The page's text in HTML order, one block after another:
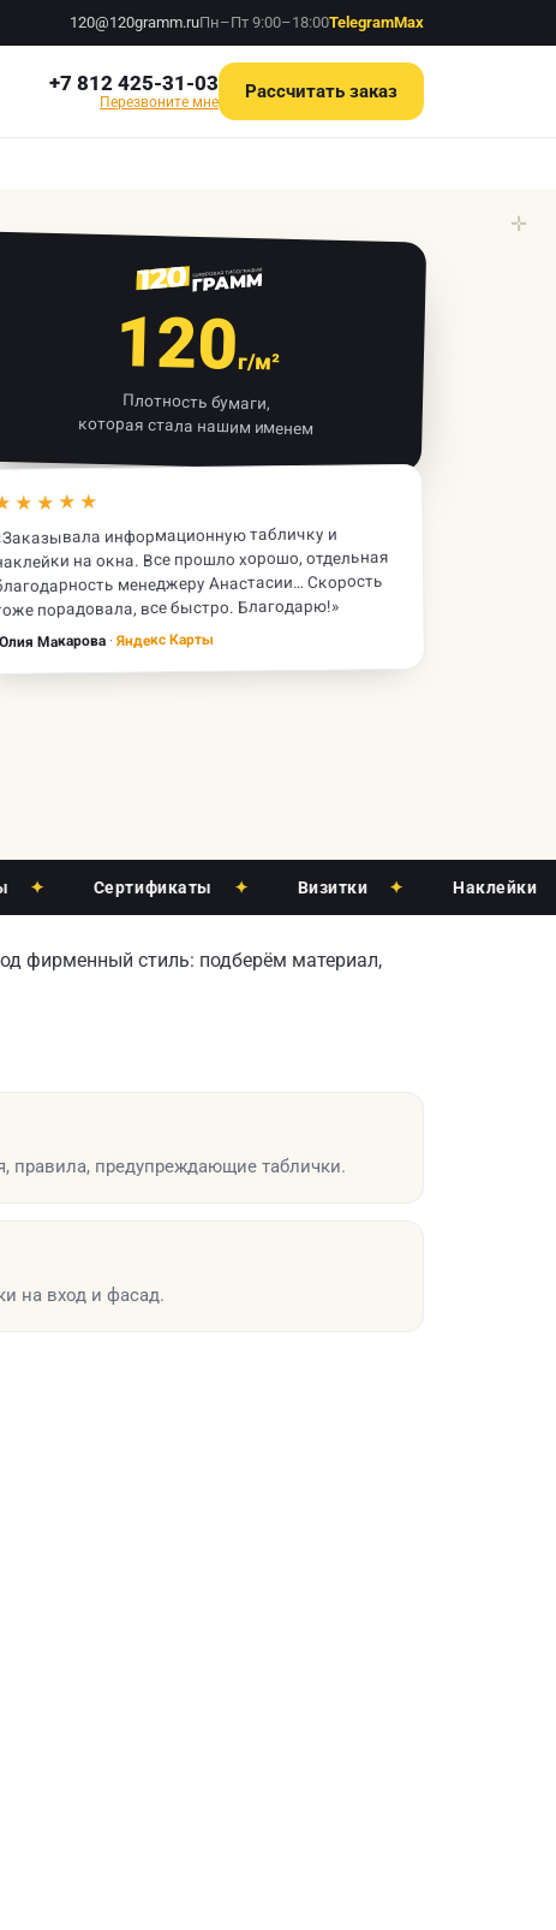
120@120gramm.ruПн–Пт 9:00–18:00TelegramMax
+7 812 425-31-03
Перезвоните мне Рассчитать заказ
✛
120г/м²
Плотность бумаги,
которая стала нашим именем
информационную табличку и
на окна. Все прошло хорошо, отдельная
менеджеру Анастасии… Скорость
порадовала, все быстро. Благодарю!»
Макарова· Яндекс Карты
Сертификаты ✦ Визитки ✦ Наклейки ✦
фирменный стиль: подберём материал,
правила, предупреждающие таблички.
на вход и фасад.